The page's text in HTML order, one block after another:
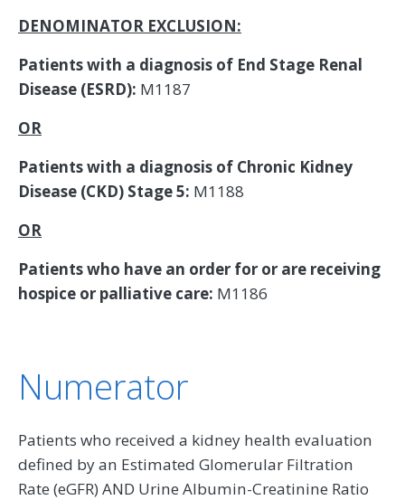
DENOMINATOR EXCLUSION:
Patients with a diagnosis of End Stage Renal
Disease (ESRD): M1187
OR
Patients with a diagnosis of Chronic Kidney
Disease (CKD) Stage 5: M1188
OR
Patients who have an order for or are receiving
hospice or palliative care: M1186
Numerator
Patients who received a kidney health evaluation
defined by an Estimated Glomerular Filtration
Rate (eGFR) AND Urine Albumin-Creatinine Ratio